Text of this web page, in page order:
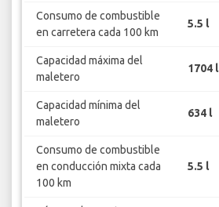
Consumo de combustible
en carretera cada 100 km
5.5 l
Capacidad máxima del
maletero
1704 l
Capacidad mínima del
maletero
634 l
Consumo de combustible
en conducción mixta cada
100 km
5.5 l